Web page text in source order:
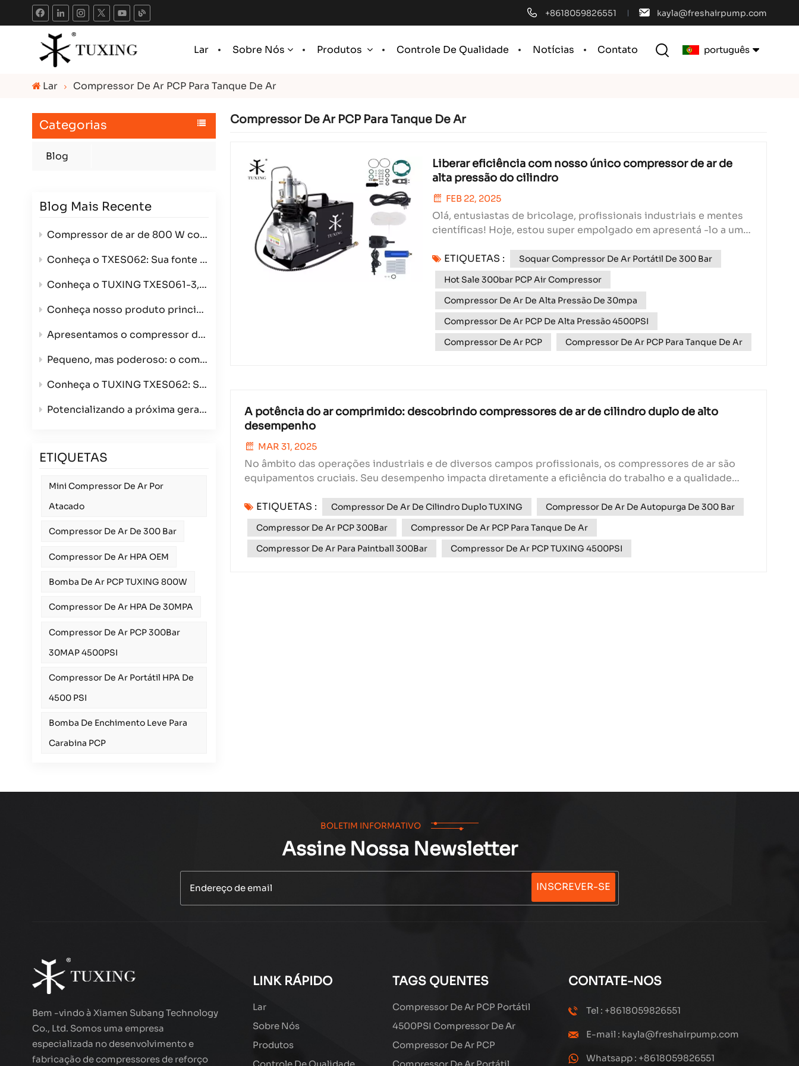
+8618059826551 kayla@freshairpump.com
Lar Sobre Nós Produtos Controle De Qualidade Notícias Contato português
中文
Lar Compressor De Ar PCP Para Tanque De Ar
Categorias
Blog
Blog Mais Recente
Compressor de ar de 800 W com dois cilindros: Potência, eficiência e versatilidade em um único pacote compacto.
Conheça o TXES062: Sua fonte de alimentação de alta pressão de 12V.
Conheça o TUXING TXES061-3, seu compressor de ar de alta pressão ultraportátil de 4500 PSI.
Conheça nosso produto principal: o compressor de ar de 4 cilindros que redefine velocidade e qualidade de construção.
Apresentamos o compressor de ar com enrolamento TXES062 – agora na cor verde e com opções de tripla voltagem.
Pequeno, mas poderoso: o compressor de ar portátil TXES061-3.
Conheça o TUXING TXES062: Seu compressor de ar portátil definitivo de 300 bar para todas as suas aventuras.
Potencializando a próxima geração de esportes com carabina de ar comprimido: Apresentando o compressor TUXING TXES062 de 12V para atacadistas
ETIQUETAS
Mini Compressor De Ar Por
Atacado
Compressor De Ar De 300 Bar
Compressor De Ar HPA OEM
Bomba De Ar PCP TUXING 800W
Compressor De Ar HPA De 30MPA
Compressor De Ar PCP 300Bar
30MAP 4500PSI
Compressor De Ar Portátil HPA De
4500 PSI
Bomba De Enchimento Leve Para
Carabina PCP
Compressor De Ar PCP Para Tanque De Ar
Liberar eficiência com nosso único compressor de ar de
alta pressão do cilindro
FEB 22, 2025
Olá, entusiastas de bricolage, profissionais industriais e mentes
científicas! Hoje, estou super empolgado em apresentá -lo a um
mundo da compressão do ar de alta pressão: nosso compressor
de ar de alta pressão de cilindro único.Poder além da...
ETIQUETAS :
Soquar Compressor De Ar Portátil De 300 Bar
Hot Sale 300bar PCP Air Compressor
Compressor De Ar De Alta Pressão De 30mpa
Compressor De Ar PCP De Alta Pressão 4500PSI
Compressor De Ar PCP
Compressor De Ar PCP Para Tanque De Ar
A potência do ar comprimido: descobrindo compressores de ar de cilindro duplo de alto
desempenho
MAR 31, 2025
No âmbito das operações industriais e de diversos campos profissionais, os compressores de ar são
equipamentos cruciais. Seu desempenho impacta diretamente a eficiência do trabalho e a qualidade
causando i...
ETIQUETAS : Compressor De Ar De Cilindro Duplo TUXING
Compressor De Ar De Autopurga De 300 Bar
Compressor De Ar PCP 300Bar
Compressor De Ar PCP Para Tanque De Ar
Compressor De Ar Para Paintball 300Bar
Compressor De Ar PCP TUXING 4500PSI
BOLETIM INFORMATIVO
Assine Nossa Newsletter
INSCREVER-SE
Bem -vindo à Xiamen Subang Technology
Co., Ltd. Somos uma empresa
especializada no desenvolvimento e
fabricação de compressores de reforço
LINK RÁPIDO
Lar
Sobre Nós
Produtos
TAGS QUENTES
Compressor De Ar PCP Portátil
4500PSI Compressor De Ar
Compressor De Ar PCP
CONTATE-NOS
Tel : +8618059826551
E-mail : kayla@freshairpump.com
Whatsapp : +8618059826551